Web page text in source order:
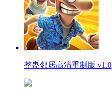
整蛊邻居高清重制版 v1.0